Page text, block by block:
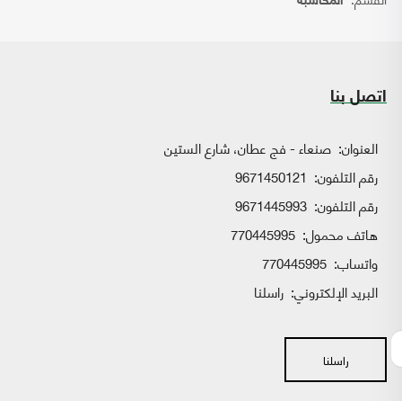
اتصل بنا
العنوان: صنعاء - فج عطان، شارع الستين
رقم التلفون: 9671450121
رقم التلفون: 9671445993
هاتف محمول: 770445995
واتساب:
البريد الإلكتروني: راسلنا
راسلنا